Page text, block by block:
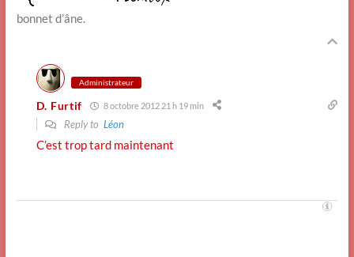
bonnet d’âne.
Administrateur
D. Furtif 8 octobre 2012 21 h 19 min
Reply to Léon
C’est trop tard maintenant